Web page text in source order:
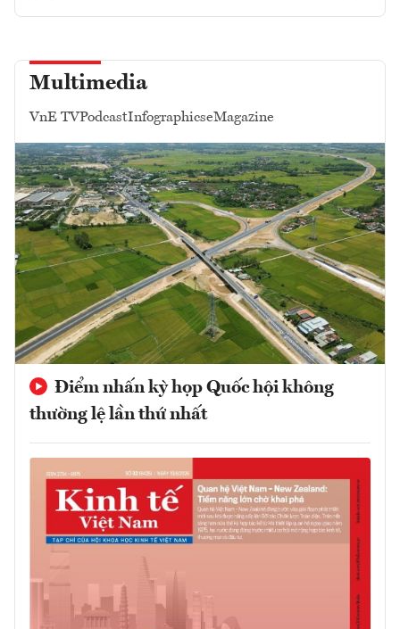
Multimedia
VnE TVPodcastInfographicseMagazine
Điểm nhấn kỳ họp Quốc hội không
thường lệ lần thứ nhất